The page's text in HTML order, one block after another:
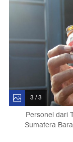
3 / 3
Personel dari
Sumatera